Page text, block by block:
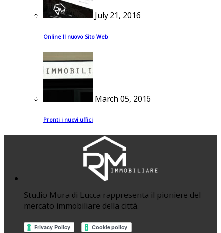
July 21, 2016
Online Il nuovo Sito Web
March 05, 2016
Pronti i nuovi uffici
Studio Mura di Lucca rappresenta il pioniere del
mercato immobiliare della città.